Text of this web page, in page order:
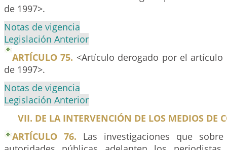
de 1997>.
Notas de vigencia
Legislación Anterior
ARTÍCULO 75. <Artículo derogado por el artículo
de 1997>.
Notas de vigencia
Legislación Anterior
VII. DE LA INTERVENCIÓN DE LOS MEDIOS DE
ARTÍCULO 76. Las investigaciones que